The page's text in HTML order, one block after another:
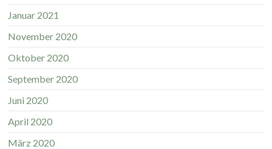
Januar 2021
November 2020
Oktober 2020
September 2020
Juni 2020
April 2020
März 2020